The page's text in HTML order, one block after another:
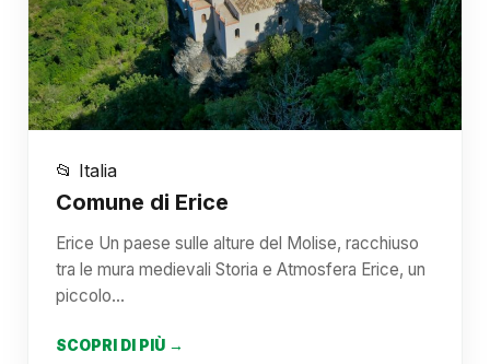
📂 Italia
Comune di Erice
Erice Un paese sulle alture del Molise, racchiuso
tra le mura medievali Storia e Atmosfera Erice, un
piccolo…
SCOPRI DI PIÙ →